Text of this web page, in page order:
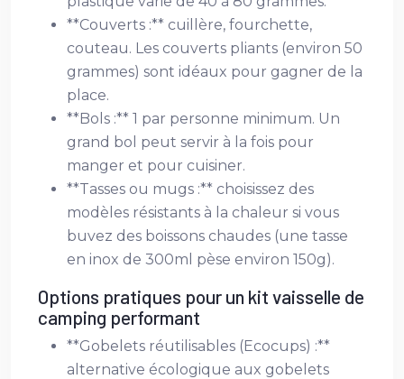
**Couverts :** cuillère, fourchette,
couteau. Les couverts pliants (environ 50
grammes) sont idéaux pour gagner de la
place.
**Bols :** 1 par personne minimum. Un
grand bol peut servir à la fois pour
manger et pour cuisiner.
**Tasses ou mugs :** choisissez des
modèles résistants à la chaleur si vous
buvez des boissons chaudes (une tasse
en inox de 300ml pèse environ 150g).
Options pratiques pour un kit vaisselle de
camping performant
**Gobelets réutilisables (Ecocups) :**
alternative écologique aux gobelets